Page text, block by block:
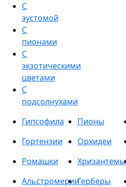
С
эустомой
С
пионами
С
экзотическими
цветами
С
подсолнухами
Гипсофила
Пионы
Гортензии
Орхидеи
Ромашки
Хризантемы
АльстромерииГерберы